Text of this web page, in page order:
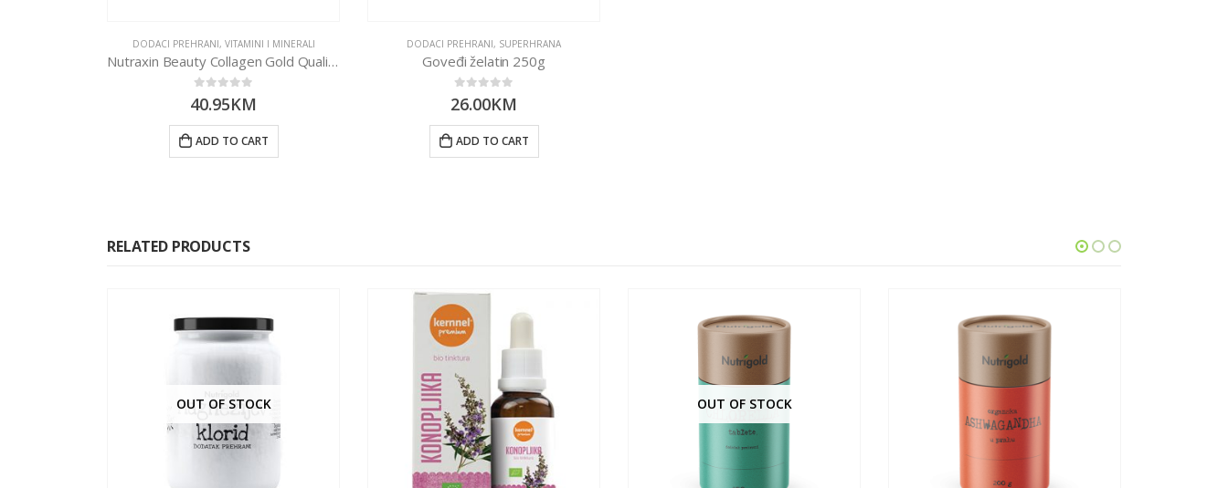
DODACI PREHRANI, VITAMINI I MINERALI
Nutraxin Beauty Collagen Gold Quality tablete a30
0 out of 5
40.95KM
ADD TO CART
DODACI PREHRANI, SUPERHRANA
Goveđi želatin 250g
0 out of 5
26.00KM
ADD TO CART
RELATED PRODUCTS
OUT OF STOCK OUT OF STOCK